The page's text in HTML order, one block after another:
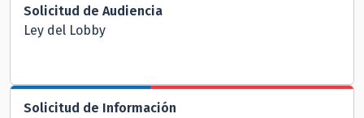
Solicitud de Audiencia
Ley del Lobby
Solicitud de Información